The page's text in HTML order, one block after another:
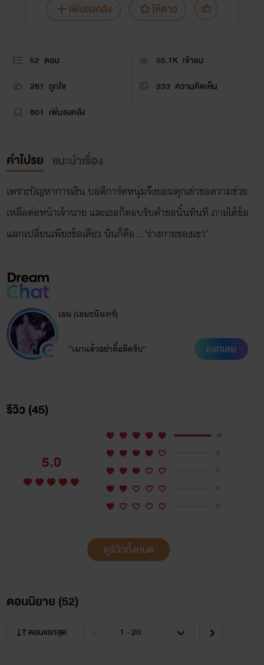
เพิ่มลงคลัง
ให้ดาว
52 ตอน 55.1K เข้าชม
281 ถูกใจ 233 ความคิดเห็น
801 เพิ่มลงคลัง
คำโปรย แนะนำเรื่อง
เพราะปัญหาการเงิน บอดีการ์ดหนุ่มจึงยอมคุกเข่าขอความช่วย
เหลือต่อหน้าเจ้านาย และเธอก็ตอบรับคำขอนั้นทันที ภายใต้ข้อ
แลกเปลี่ยนเพียงข้อเดียว นั่นก็คือ…‘ร่างกายของเขา’
เขม (เขมธนินทร์)
“เมาแล้วอย่าดื้อสิครับ” แชทเลย
รีวิว (45)
5.0
45
0
0
0
0
ดูรีวิวทั้งหมด
ตอนนิยาย (52)
ตอนแรกสุด